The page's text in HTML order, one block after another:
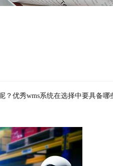
？优秀wms系统在选择中要具备哪